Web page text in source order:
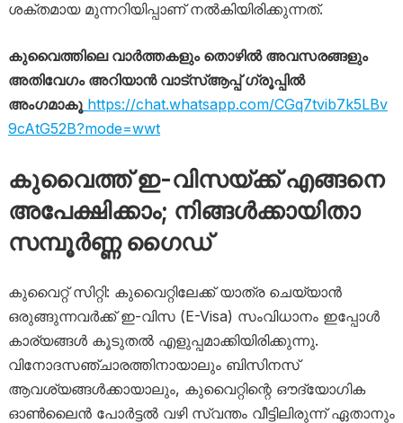
ശക്തമായ മുന്നറിയിപ്പാണ് നൽകിയിരിക്കുന്നത്.
കുവൈത്തിലെ വാർത്തകളും തൊഴിൽ അവസരങ്ങളും
അതിവേഗം അറിയാൻ വാട്സ്ആപ്പ് ഗ്രൂപ്പിൽ
അംഗമാകൂhttps://chat.whatsapp.com/CGq7tvib7k5LBv
9cAtG52B?mode=wwt
കുവൈത്ത് ഇ-വിസയ്ക്ക് എങ്ങനെ
അപേക്ഷിക്കാം; നിങ്ങൾക്കായിതാ
സമ്പൂർണ്ണ ​ഗൈഡ്
കുവൈറ്റ് സിറ്റി: കുവൈറ്റിലേക്ക് യാത്ര ചെയ്യാൻ
ഒരുങ്ങുന്നവർക്ക് ഇ-വിസ (E-Visa) സംവിധാനം ഇപ്പോൾ
കാര്യങ്ങൾ കൂടുതൽ എളുപ്പമാക്കിയിരിക്കുന്നു.
വിനോദസഞ്ചാരത്തിനായാലും ബിസിനസ്
ആവശ്യങ്ങൾക്കായാലും, കുവൈറ്റിന്റെ ഔദ്യോഗിക
ഓൺലൈൻ പോർട്ടൽ വഴി സ്വന്തം വീട്ടിലിരുന്ന് ഏതാനും